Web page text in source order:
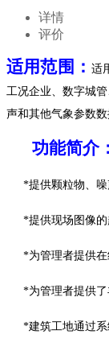
详情
评价
适用范围： 适
工况企业、数字城
声和其他气象参数数
功能简介：
*提供颗粒物、
*提供现场图像
*为管理者提供
*为管理者提供
*建筑工地通过